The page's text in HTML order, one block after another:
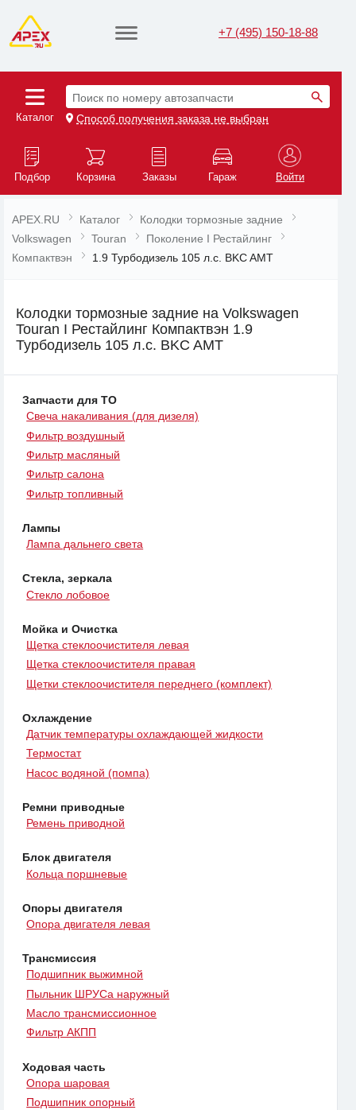
+7 (495) 150-18-88
Каталог
Поиск по номеру автозапчасти
Способ получения заказа не выбран
Подбор Корзина Заказы Гараж Войти
APEX.RU Каталог
Колодки тормозные задние
Volkswagen
Touran
Поколение I Рестайлинг
Компактвэн
1.9 Турбодизель 105 л.с. BKC AMT
Колодки тормозные задние на Volkswagen
Touran I Рестайлинг Компактвэн 1.9
Турбодизель 105 л.с. BKC AMT
Запчасти для ТО
Свеча накаливания (для дизеля)
Фильтр воздушный
Фильтр масляный
Фильтр салона
Фильтр топливный
Лампы
Лампа дальнего света
Стекла, зеркала
Стекло лобовое
Мойка и Очистка
Щетка стеклоочистителя левая
Щетка стеклоочистителя правая
Щетки стеклоочистителя переднего (комплект)
Охлаждение
Датчик температуры охлаждающей жидкости
Термостат
Насос водяной (помпа)
Ремни приводные
Ремень приводной
Блок двигателя
Кольца поршневые
Опоры двигателя
Опора двигателя левая
Трансмиссия
Подшипник выжимной
Пыльник ШРУСа наружный
Масло трансмиссионное
Фильтр АКПП
Ходовая часть
Опора шаровая
Подшипник опорный